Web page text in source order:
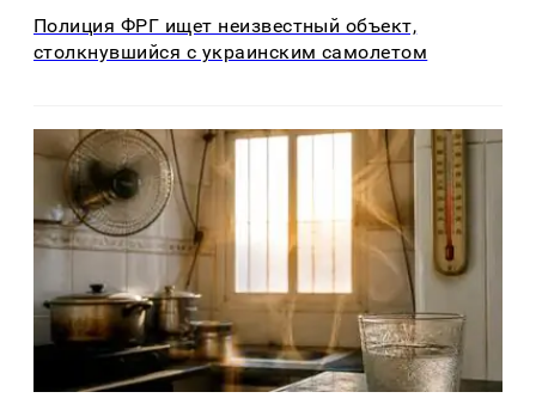
Полиция ФРГ ищет неизвестный объект,
столкнувшийся с украинским самолетом